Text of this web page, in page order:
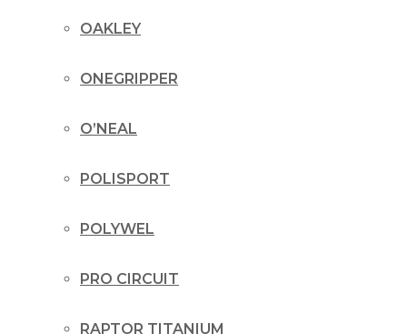
OAKLEY
ONEGRIPPER
O’NEAL
POLISPORT
POLYWEL
PRO CIRCUIT
RAPTOR TITANIUM